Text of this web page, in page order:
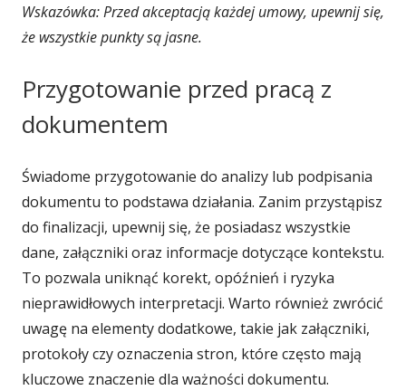
Wskazówka: Przed akceptacją każdej umowy, upewnij się,
że wszystkie punkty są jasne.
Przygotowanie przed pracą z
dokumentem
Świadome przygotowanie do analizy lub podpisania
dokumentu to podstawa działania. Zanim przystąpisz
do finalizacji, upewnij się, że posiadasz wszystkie
dane, załączniki oraz informacje dotyczące kontekstu.
To pozwala uniknąć korekt, opóźnień i ryzyka
nieprawidłowych interpretacji. Warto również zwrócić
uwagę na elementy dodatkowe, takie jak załączniki,
protokoły czy oznaczenia stron, które często mają
kluczowe znaczenie dla ważności dokumentu.